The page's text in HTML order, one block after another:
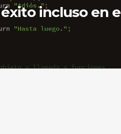
éxito incluso en